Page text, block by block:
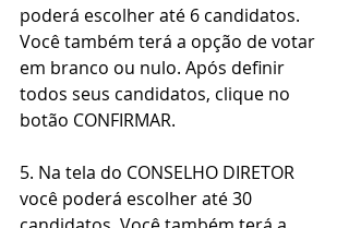
poderá escolher até 6 candidatos.
Você também terá a opção de votar
em branco ou nulo. Após definir
todos seus candidatos, clique no
botão CONFIRMAR.
5. Na tela do CONSELHO DIRETOR
você poderá escolher até 30